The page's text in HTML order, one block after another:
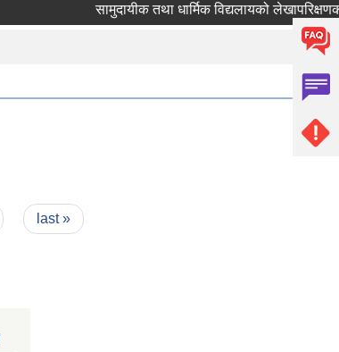
सामुदायीक तथा धार्मिक विद्यलायको
last »